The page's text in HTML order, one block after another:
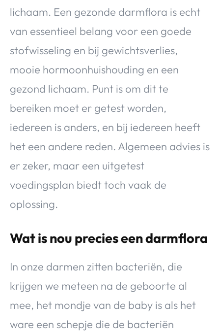
lichaam. Een gezonde darmflora is echt
van essentieel belang voor een goede
stofwisseling en bij gewichtsverlies,
mooie hormoonhuishouding en een
gezond lichaam. Punt is om dit te
bereiken moet er getest worden,
iedereen is anders, en bij iedereen heeft
het een andere reden. Algemeen advies is
er zeker, maar een uitgetest
voedingsplan biedt toch vaak de
oplossing.
Wat is nou precies een darmflora
In onze darmen zitten bacteriën, die
krijgen we meteen na de geboorte al
mee, het mondje van de baby is als het
ware een schepje die de bacteriën